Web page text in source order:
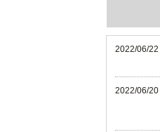
2022/06/22
2022/06/20